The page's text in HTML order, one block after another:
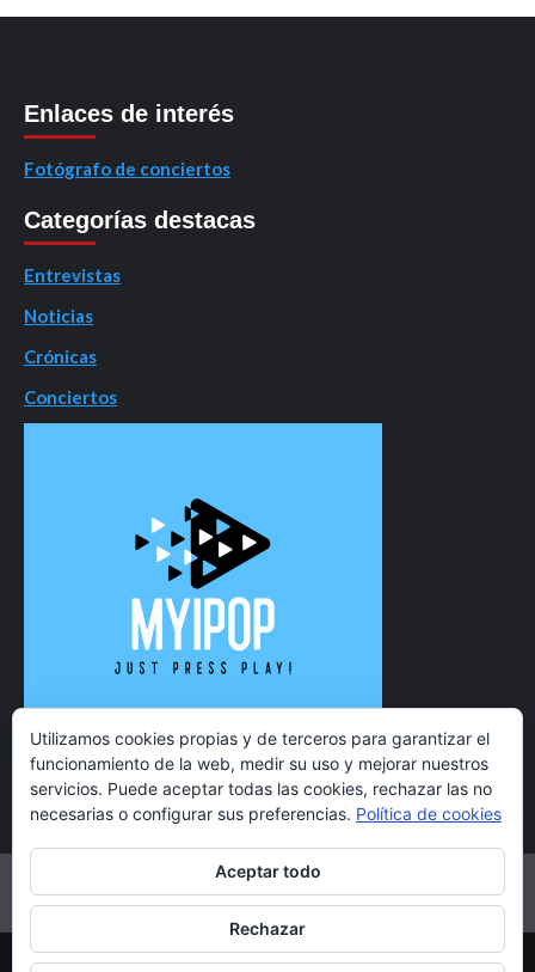
Enlaces de interés
Fotógrafo de conciertos
Categorías destacas
Entrevistas
Noticias
Crónicas
Conciertos
TwitterInstagramFacebookYouTube
Utilizamos cookies propias y de terceros para garantizar el
funcionamiento de la web, medir su uso y mejorar nuestros
servicios. Puede aceptar todas las cookies, rechazar las no
necesarias o configurar sus preferencias. Política de cookies
Aceptar todo
Rechazar